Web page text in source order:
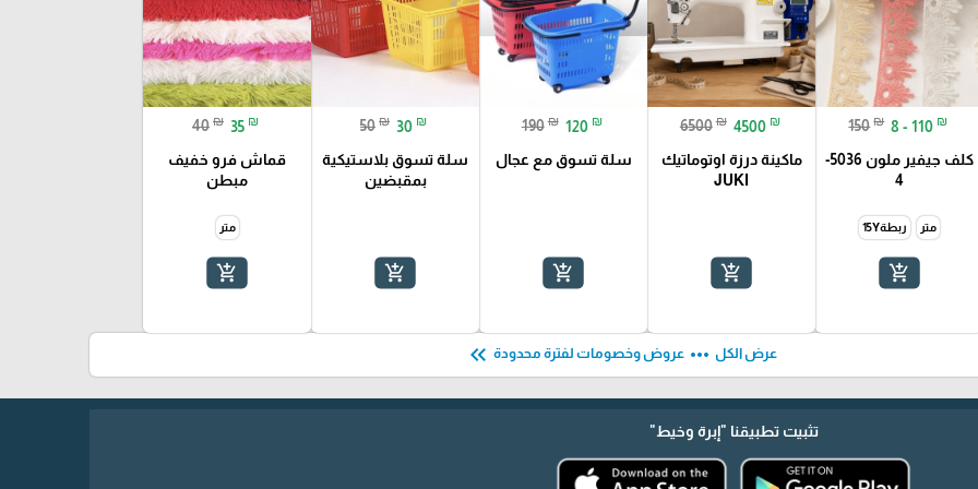
150 ₪ 8 - 110 ₪
كلف جيفير ملون 5036-
4
متر ربطة15Y
add_shopping_cart
6500 ₪ 4500 ₪
ماكينة درزة اوتوماتيك
JUKI
add_shopping_cart
190 ₪ 120 ₪
سلة تسوق مع عجال
add_shopping_cart
50 ₪ 30 ₪
سلة تسوق بلاستيكية
بمقبضين
add_shopping_cart
40 ₪ 35 ₪
قماش فرو خفيف
مبطن
متر
add_shopping_cart
عرض الكل more_horiz عروض وخصومات لفترة محدودة keyboard_double_arrow_left
تثبيت تطبيقنا "إبرة وخيط"